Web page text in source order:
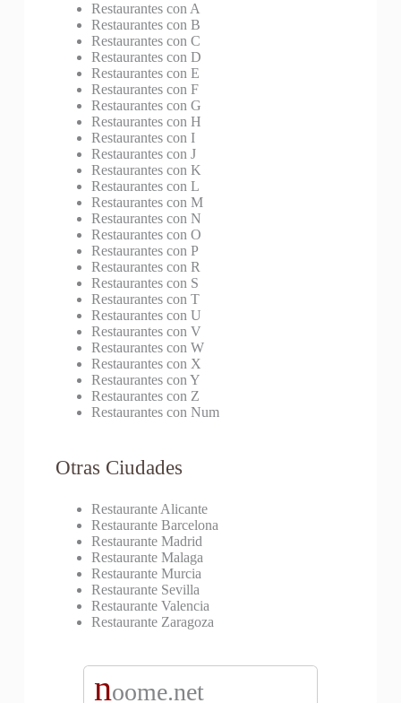
Restaurantes con A
Restaurantes con B
Restaurantes con C
Restaurantes con D
Restaurantes con E
Restaurantes con F
Restaurantes con G
Restaurantes con H
Restaurantes con I
Restaurantes con J
Restaurantes con K
Restaurantes con L
Restaurantes con M
Restaurantes con N
Restaurantes con O
Restaurantes con P
Restaurantes con R
Restaurantes con S
Restaurantes con T
Restaurantes con U
Restaurantes con V
Restaurantes con W
Restaurantes con X
Restaurantes con Y
Restaurantes con Z
Restaurantes con Num
Otras Ciudades
Restaurante Alicante
Restaurante Barcelona
Restaurante Madrid
Restaurante Malaga
Restaurante Murcia
Restaurante Sevilla
Restaurante Valencia
Restaurante Zaragoza
noome.net